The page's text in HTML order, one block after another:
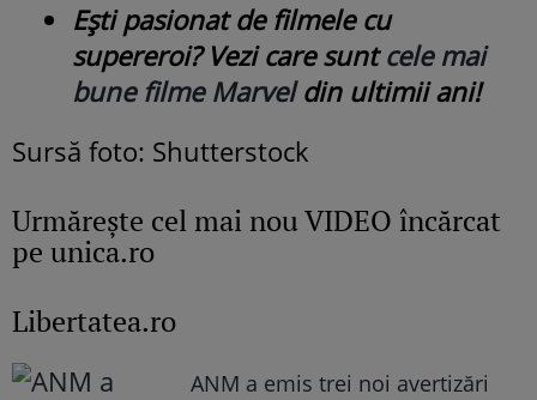
Ești pasionat de filmele cu
supereroi? Vezi care suntcele mai
bune filme Marveldin ultimii ani!
Sursă foto: Shutterstock
Urmăreşte cel mai nou VIDEO încărcat
pe unica.ro
Libertatea.ro
ANM a emis trei noi avertizări